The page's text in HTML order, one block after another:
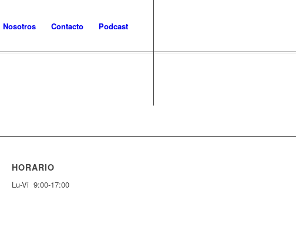
Nosotros Contacto Podcast
HORARIO
Lu-Vi 9:00-17:00